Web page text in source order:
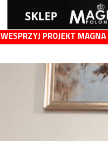
WESPRZYJ PROJEKT